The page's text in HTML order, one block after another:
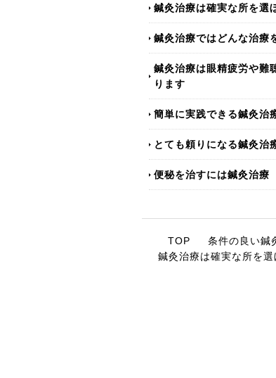
鍼灸治療は確実な所を選
鍼灸治療ではどんな治療
鍼灸治療は眼精疲労や難
ります
簡単に実践できる鍼灸治
とても頼りになる鍼灸治
便秘を治すには鍼灸治療
TOP 条件の良い鍼
鍼灸治療は確実な所を選